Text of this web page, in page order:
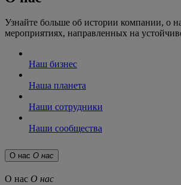
Узнайте больше об истории компании, о
мероприятиях, направленных на
Наш бизнес
Наша планета
Наши сотрудники
Наши сообщества
О нас О нас
О нас О нас